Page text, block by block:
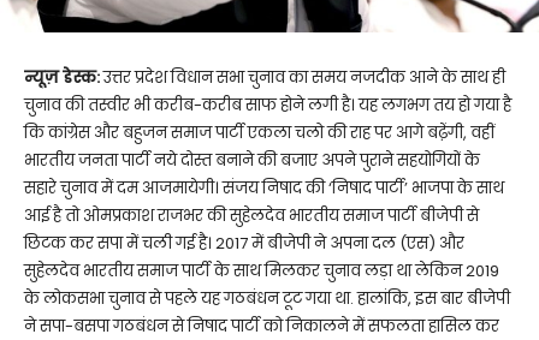
न्यूज़ डेस्क:उत्तर प्रदेश विधान सभा चुनाव का समय नजदीक आने के साथ ही
चुनाव की तस्वीर भी करीब-करीब साफ होने लगी है। यह लगभग तय हो गया है
कि कांग्रेस और बहुजन समाज पार्टी एकला चलो की राह पर आगे बढे़ंगी, वहीं
भारतीय जनता पार्टी नये दोस्त बनाने की बजाए अपने पुराने सहयोगियों के
सहारे चुनाव में दम आजमायेगी। संजय निषाद की ‘निषाद पार्टी’ भाजपा के साथ
आई है तो ओमप्रकाश राजभर की सुहेलदेव भारतीय समाज पार्टी बीजेपी से
छिटक कर सपा में चली गई है। 2017 में बीजेपी ने अपना दल (एस) और
सुहेलदेव भारतीय समाज पार्टी के साथ मिलकर चुनाव लड़ा था लेकिन 2019
के लोकसभा चुनाव से पहले यह गठबंधन टूट गया था. हालांकि, इस बार बीजेपी
ने सपा-बसपा गठबंधन से निषाद पार्टी को निकालने में सफलता हासिल कर